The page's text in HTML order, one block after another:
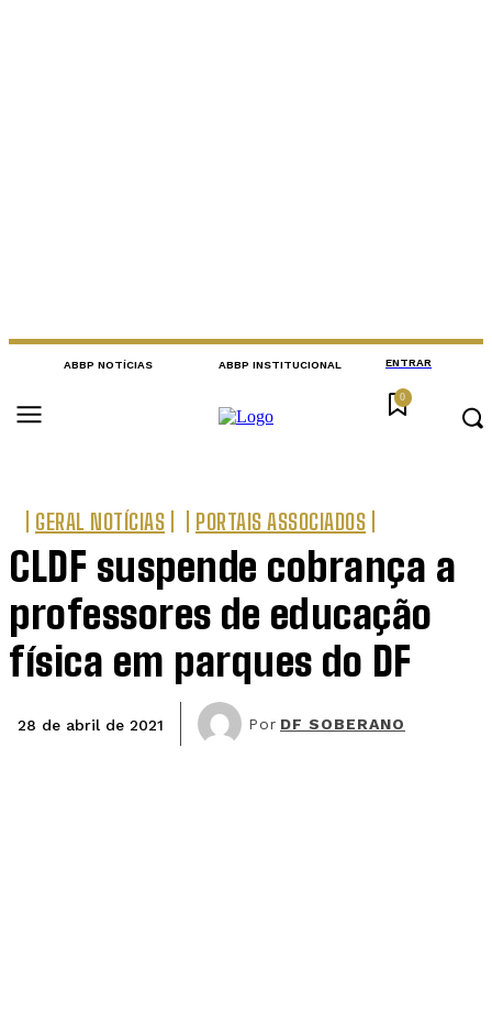
ABBP NOTÍCIAS ABBP INSTITUCIONAL ENTRAR
0
GERAL NOTÍCIAS PORTAIS ASSOCIADOS
CLDF suspende cobrança a
professores de educação
física em parques do DF
28 de abril de 2021 Por DF SOBERANO